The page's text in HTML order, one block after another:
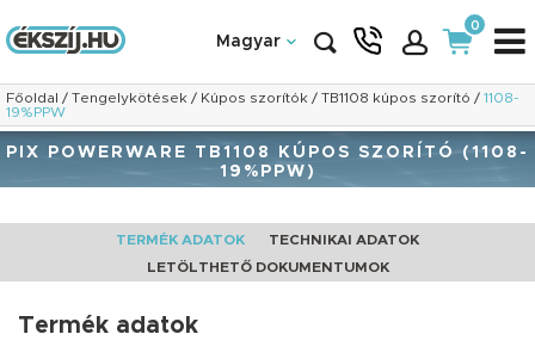
Magyar
0
Főoldal / Tengelykötések / Kúpos szorítók / TB1108 kúpos szorító / 1108-
19%PPW
PIX POWERWARE TB1108 KÚPOS SZORÍTÓ (1108-
19%PPW)
TERMÉK ADATOK
TECHNIKAI ADATOK
LETÖLTHETŐ DOKUMENTUMOK
Termék adatok